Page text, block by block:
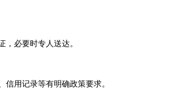
，必要时专人送达。
用记录等有明确政策要求。